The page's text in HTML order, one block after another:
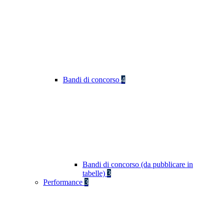
Bandi di concorso 4
Bandi di concorso (da pubblicare in
tabelle) 3
Performance 3